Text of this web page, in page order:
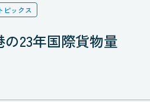
ピックス
23年国際貨物量